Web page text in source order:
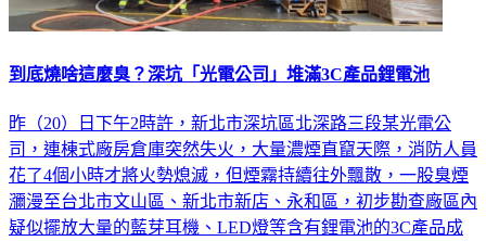
到底燒啥這麼臭？深坑「光電公司」堆滿3C產品鋰電池
昨（20）日下午2時許，新北市深坑區北深路三段某光電公
司，連棟式廠房倉庫突然失火，大量濃煙直竄天際，消防人員
花了4個小時才將火勢熄滅，但煙霧持續往外飄散，一股臭煙
瀰漫至台北市文山區、新北市新店、永和區，初步勘查廠區內
疑似擺放大量的藍芽耳機、LED燈等含有鋰電池的3C產品成